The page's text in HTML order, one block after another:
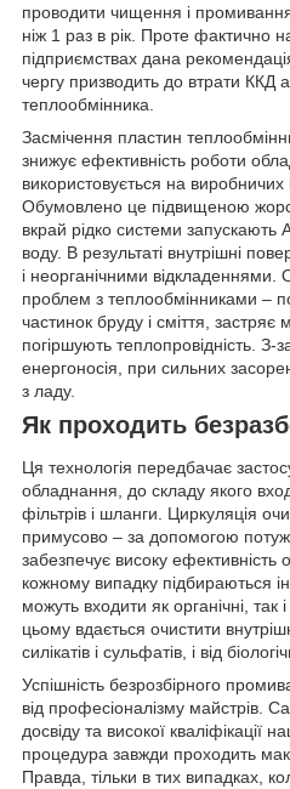
проводити чищення і
ніж 1 раз в рік. Проте фактично
підприємствах дана
чергу призводить до втрати ККД
теплообмінника.
Засмічення пластин
знижує ефективність роботи
використовується на виробничих
Обумовлено це підвищеною
вкрай рідко системи
воду. В результаті внутрішні
і неорганічними відкладеннями.
проблем з теплообмінниками –
частинок бруду і сміття,
погіршують теплопровідність. З-
енергоносія, при сильних
з ладу.
Як проходить
Ця технологія передбачає
обладнання, до складу якого
фільтрів і шланги. Циркуляція
примусово – за допомогою
забезпечує високу
кожному випадку підбираються
можуть входити як органічні, так
цьому вдається очистити
силікатів і сульфатів, і від
Успішність безрозбірного
від професіоналізму майстрів.
досвіду та високої кваліфікації
процедура завжди проходить
Правда, тільки в тих випадках,